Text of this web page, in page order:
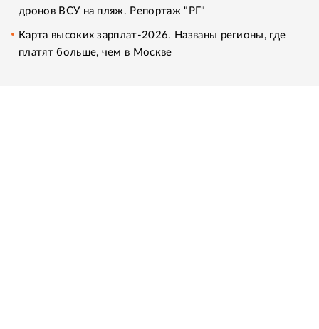
дронов ВСУ на пляж. Репортаж "РГ"
Карта высоких зарплат-2026. Названы регионы, где
платят больше, чем в Москве